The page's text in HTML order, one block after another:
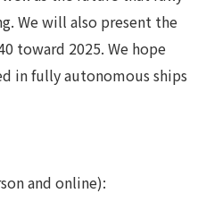
We will also present the
toward 2025. We hope
in fully autonomous ships
and online):